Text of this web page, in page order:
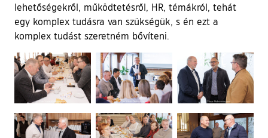
lehetőségekről, működtetésről, HR, témákról, tehát
egy komplex tudásra van szükségük, s én ezt a
komplex tudást szeretném bővíteni.
Ugrás a galéria utánra